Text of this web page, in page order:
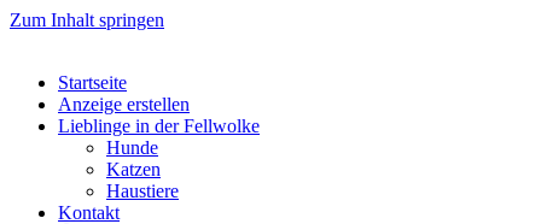
Zum Inhalt springen
Startseite
Anzeige erstellen
Lieblinge in der Fellwolke
Hunde
Katzen
Haustiere
Kontakt